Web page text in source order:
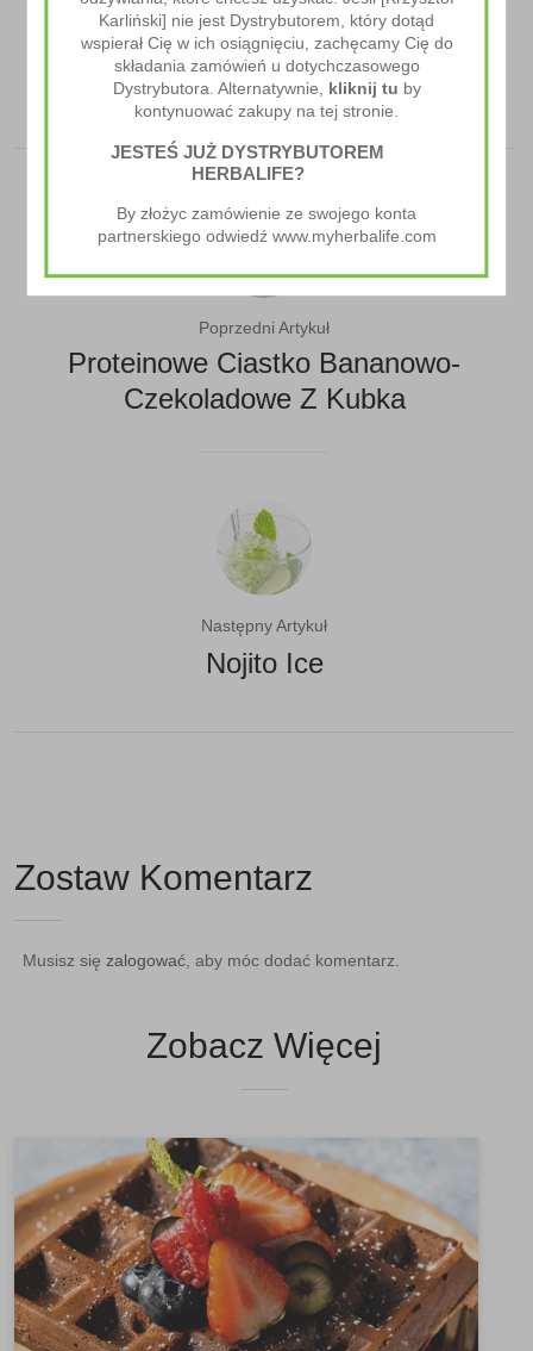
kulinarne herbalife
Poprzedni Artykuł
Proteinowe Ciastko Bananowo-
Czekoladowe Z Kubka
Następny Artykuł
Nojito Ice​
Zostaw Komentarz
Musisz się zalogować, aby móc dodać komentarz.
Zobacz Więcej
Karliński] nie jest Dystrybutorem, który dotąd
wspierał Cię w ich osiągnięciu, zachęcamy Cię do
składania zamówień u dotychczasowego
Dystrybutora. Alternatywnie, kliknij tu by
kontynuować zakupy na tej stronie.
JESTEŚ JUŻ DYSTRYBUTOREM
HERBALIFE?
By złożyc zamówienie ze swojego konta
partnerskiego odwiedź www.myherbalife.com